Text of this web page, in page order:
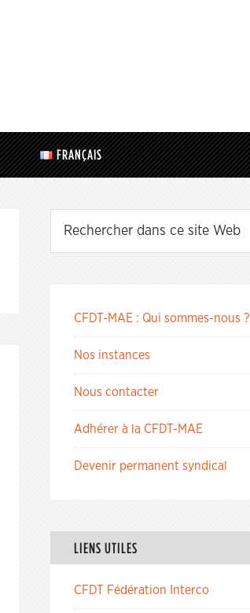
FRANÇAIS
CFDT-MAE : Qui sommes-nous ?
Nos instances
Nous contacter
Adhérer à la CFDT-MAE
Devenir permanent syndical
LIENS UTILES
CFDT Fédération Interco